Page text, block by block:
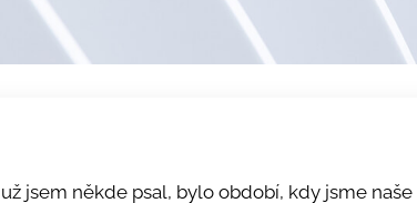
jsem někde psal, bylo období, kdy jsme